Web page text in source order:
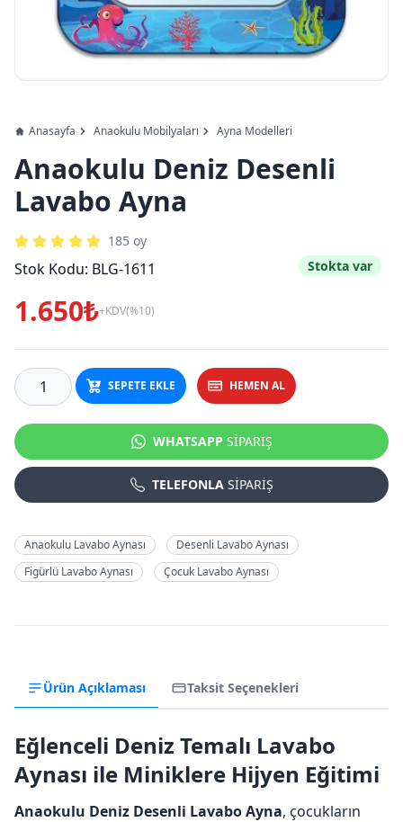
Anasayfa Anaokulu Mobilyaları Ayna Modelleri
Anaokulu Deniz Desenli
Lavabo Ayna
185 oy
Stok Kodu: BLG-1611 Stokta var
1.650₺+KDV(%10)
SEPETE EKLE HEMEN AL
WHATSAPP SİPARİŞ
TELEFONLA SİPARİŞ
Anaokulu Lavabo Aynası
Desenli Lavabo Aynası
Figürlü Lavabo Aynası
Çocuk Lavabo Aynası
Ürün Açıklaması Taksit Seçenekleri
Eğlenceli Deniz Temalı Lavabo
Aynası ile Miniklere Hijyen Eğitimi
Anaokulu Deniz Desenli Lavabo Ayna, çocukların